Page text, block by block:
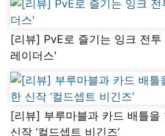
[리뷰] PvE로 즐기는 잉크 전
레이더스'
[리뷰] 부루마블과 카드 배틀을
신작 ‘컬드셉트 비긴즈’